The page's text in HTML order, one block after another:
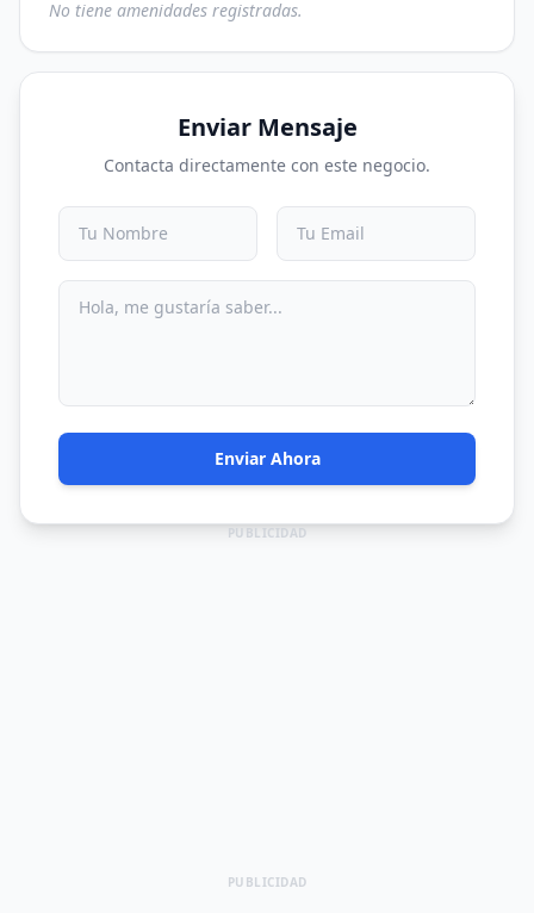
No tiene amenidades registradas.
Enviar Mensaje
Contacta directamente con este negocio.
Enviar Ahora
PUBLICIDAD
PUBLICIDAD